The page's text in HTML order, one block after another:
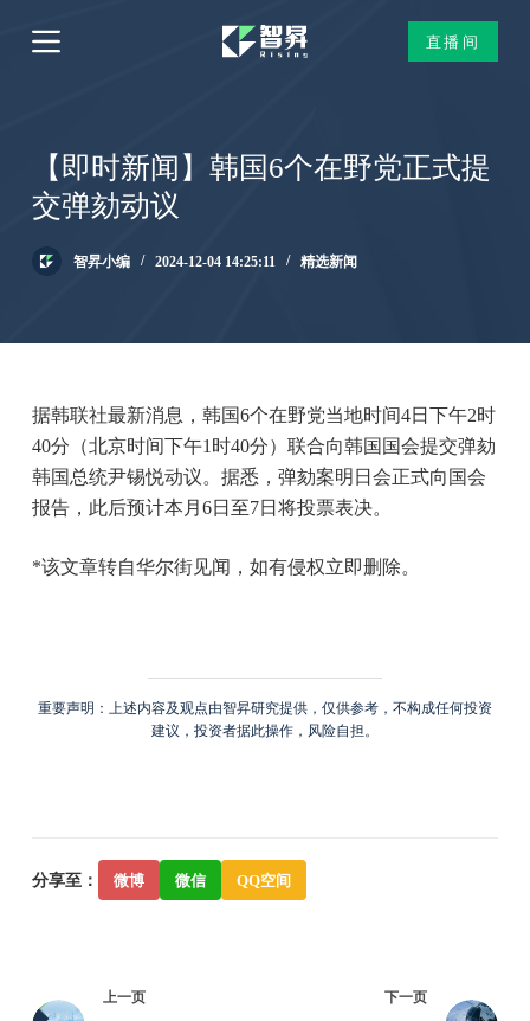
跳
过
直播间
【即时新闻】韩国6个在野党正式提
交弹劾动议
智昇小编 2024-12-04 14:25:11 精选新闻
据韩联社最新消息，韩国6个在野党当地时间4日下午2时
40分（北京时间下午1时40分）联合向韩国国会提交弹劾
韩国总统尹锡悦动议。据悉，弹劾案明日会正式向国会
报告，此后预计本月6日至7日将投票表决。
*该文章转自华尔街见闻，如有侵权立即删除。
重要声明：上述内容及观点由智昇研究提供，仅供参考，不构成任何投资
建议，投资者据此操作，风险自担。
分享至： 微博 微信 QQ空间
上一页 下一页